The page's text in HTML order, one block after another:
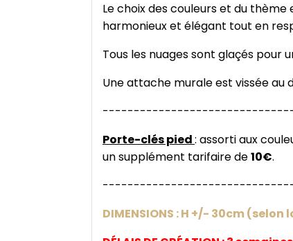
Le choix des couleurs et du
harmonieux et élégant tout en
Tous les nuages sont glaçés pour
Une attache murale est vissée
Porte-clés pied: assorti aux
un supplément tarifaire de10€.
DIMENSIONS : H +/- 30cm